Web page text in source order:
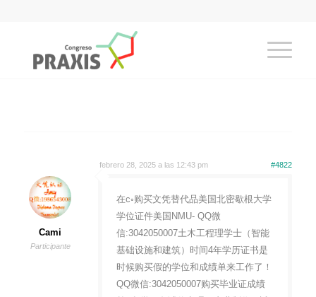
febrero 28, 2025 a las 12:43 pm #4822
Cami
Participante
在c◦购买文凭替代品美国北密歇根大学
学位证件美国NMU- QQ微
信:3042050007土木工程理学士（智能
基础设施和建筑）时间4年学历证书是
时候购买假的学位和成绩单来工作了！
QQ微信:3042050007购买毕业证成绩